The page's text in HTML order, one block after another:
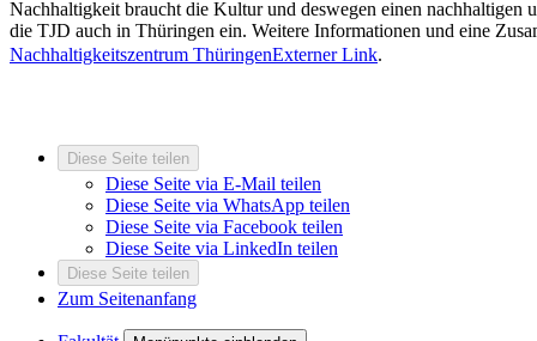
Nachhaltigkeit braucht die Kultur und deswegen einen nachhaltigen
die TJD auch in Thüringen ein. Weitere Informationen und eine
Nachhaltigkeitszentrum ThüringenExterner Link.
Diese Seite teilen
Diese Seite via E-Mail teilen
Diese Seite via WhatsApp teilen
Diese Seite via Facebook teilen
Diese Seite via LinkedIn teilen
Diese Seite teilen
Zum Seitenanfang